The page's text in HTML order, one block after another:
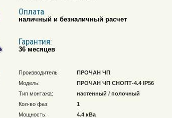
Оплата
наличный и безналичный расчет
Гарантия:
36 месяцев
Производитель
ПРОЧАН ЧП
Модель:
ПРОЧАН ЧП СНОПТ-4.4 IP56
Тип монтажа:
настенный / полочный
Кол-во фаз:
1
Мощность:
4.4 кВа